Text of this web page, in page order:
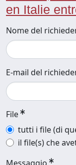
en Italie
Nome del
E-mail del
File
tutti i file (di
il file(s) che